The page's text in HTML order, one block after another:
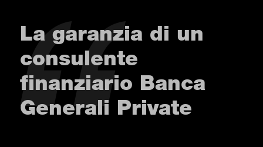
La garanzia di un
consulente
finanziario Banca
Generali Private